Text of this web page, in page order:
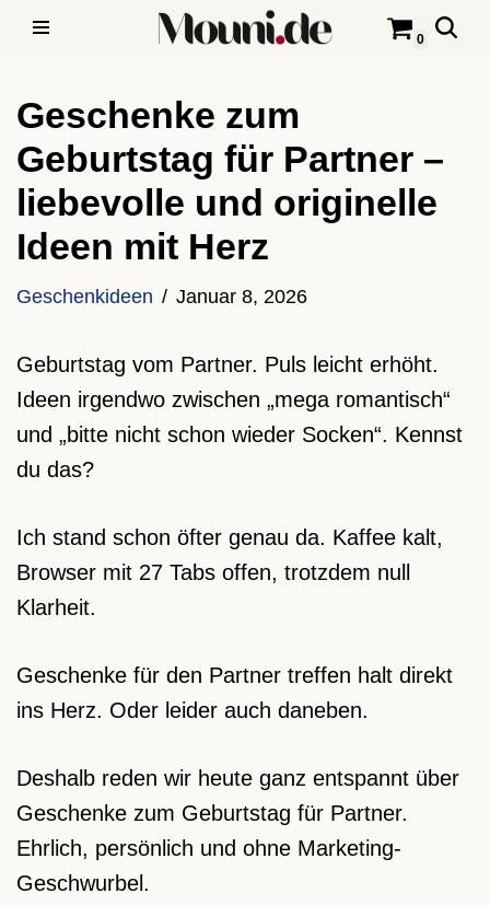
Inhalt
springen
0
Geschenke zum
Geburtstag für Partner –
liebevolle und originelle
Ideen mit Herz
Geschenkideen Januar 8, 2026
Geburtstag vom Partner. Puls leicht erhöht.
Ideen irgendwo zwischen „mega romantisch“
und „bitte nicht schon wieder Socken“. Kennst
du das?
Ich stand schon öfter genau da. Kaffee kalt,
Browser mit 27 Tabs offen, trotzdem null
Klarheit.
Geschenke für den Partner treffen halt direkt
ins Herz. Oder leider auch daneben.
Deshalb reden wir heute ganz entspannt über
Geschenke zum Geburtstag für Partner.
Ehrlich, persönlich und ohne Marketing-
Geschwurbel.